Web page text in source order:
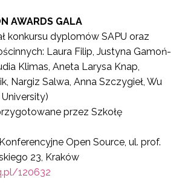
AWARDS GALA
konkursu dyplomów SAPU oraz
Laura Filip, Justyna Gamoń-
Klimas, Aneta Larysa Knap,
Nargiz Salwa, Anna Szczygieł, Wu
przez Szkołę
Open Source, ul. prof.
23, Kraków
120632